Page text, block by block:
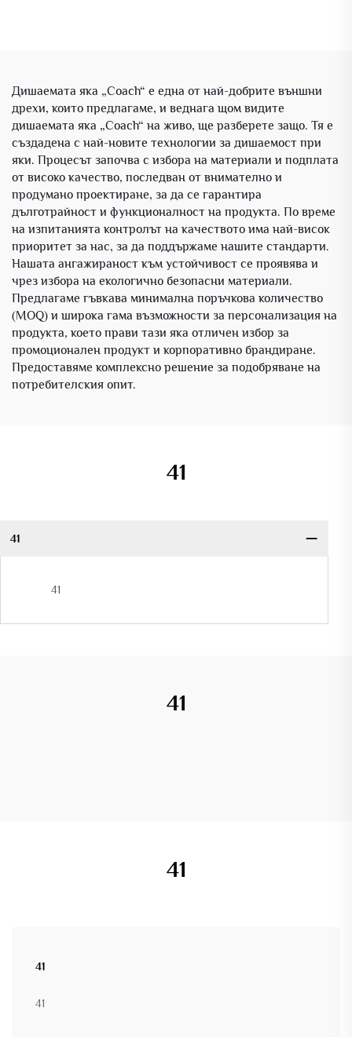
Дишаемата яка „Coach“ е една от най-добрите външни
дрехи, които предлагаме, и веднага щом видите
дишаемата яка „Coach“ на живо, ще разберете защо. Тя е
създадена с най-новите технологии за дишаемост при
яки. Процесът започва с избора на материали и подплата
от високо качество, последван от внимателно и
продумано проектиране, за да се гарантира
дълготрайност и функционалност на продукта. По време
на изпитанията контролът на качеството има най-висок
приоритет за нас, за да поддържаме нашите стандарти.
Нашата ангажираност към устойчивост се проявява и
чрез избора на екологично безопасни материали.
Предлагаме гъвкава минимална поръчкова количество
(MOQ) и широка гама възможности за персонализация на
продукта, което прави тази яка отличен избор за
промоционален продукт и корпоративно брандиране.
Предоставяме комплексно решение за подобряване на
потребителския опит.
41
41
41
41
41
41
41